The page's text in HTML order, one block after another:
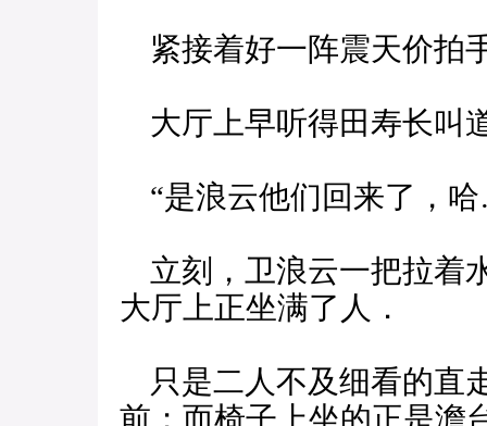
紧接着好一阵震天价
大厅上早听得田寿长叫
“是浪云他们回来了，
立刻，卫浪云一把拉着
大厅上正坐满了人．
只是二人不及细看的直
前；而椅子上坐的正是澹